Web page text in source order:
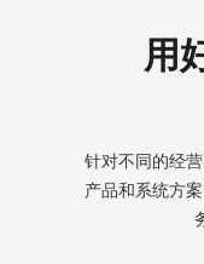
用
针对不同的经
产品和系统方案